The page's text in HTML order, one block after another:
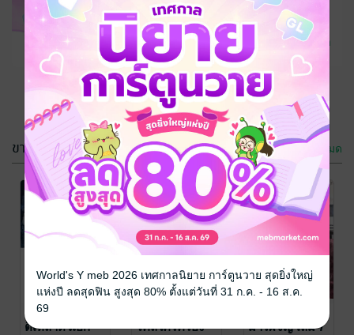
จบ
หนิงฮวา
นิยายรักจีนโบราณ
11 Rating
หนิงฮวา
นิยายรักจีนโบราณ
12 Rating
฿ 109
ดูทั้งหมด
เหลืออีก 7 วัน
ขายดี ดูทั้งหมด
SET ระบบดึงส
ติเหล่าตัวเอก
ไคล้ใคร่ครอง
-57%
มารผจญ เล่ม 7
World's Y meb 2026 เทศกาลนิยาย การ์ตูนวาย สุดยิ่งใหญ่
แห่งปี ลดสุดฟิน สูงสุด 80% ตั้งแต่วันที่ 31 ก.ค. - 16 ส.ค.
69